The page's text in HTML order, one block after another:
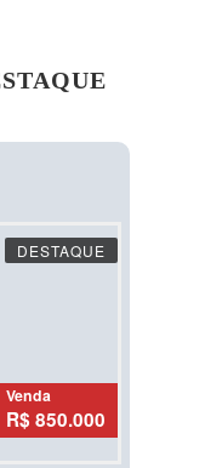
DESTAQUE
Venda
R$ 850.000